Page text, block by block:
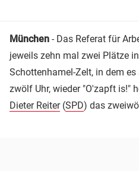
München - Das Referat für
jeweils zehn mal zwei Plätze
Schottenhamel-Zelt, in dem
zwölf Uhr, wieder "O'zapft is!"
Dieter Reiter(SPD) das